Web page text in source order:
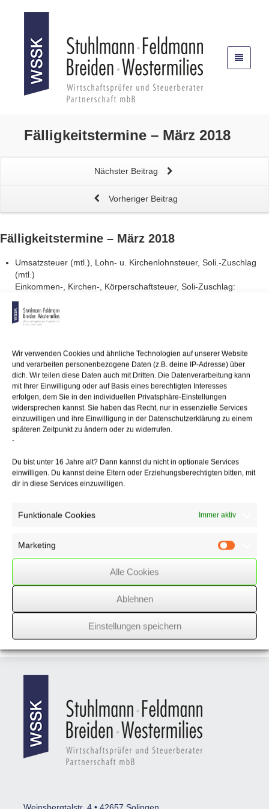
Wir verwenden Cookies und ähnliche Technologien auf unserer Website
und verarbeiten personenbezogene Daten (z.B. deine IP-Adresse) über
dich. Wir teilen diese Daten auch mit Dritten. Die Datenverarbeitung kann
mit Ihrer Einwilligung oder auf Basis eines berechtigten Interesses
erfolgen, dem Sie in den individuellen Privatsphäre-Einstellungen
widersprechen kannst. Sie haben das Recht, nur in essenzielle Services
einzuwilligen und ihre Einwilligung in der Datenschutzerklärung zu einem
späteren Zeitpunkt zu ändern oder zu widerrufen.
-
Du bist unter 16 Jahre alt? Dann kannst du nicht in optionale Services
einwilligen. Du kannst deine Eltern oder Erziehungsberechtigten bitten, mit
dir in diese Services einzuwilligen.
Funktionale Cookies Immer aktiv
Marketing
Alle Cookies
Ablehnen
Einstellungen speichern
Fälligkeitstermine – März 2018
Nächster Beitrag
Vorheriger Beitrag
Fälligkeitstermine – März 2018
Umsatzsteuer (mtl.), Lohn- u. Kirchenlohnsteuer, Soli.-Zuschlag
(mtl.)
Einkommen-, Kirchen-, Körperschaftsteuer, Soli-Zuschlag:
Sozialversicherungsbeiträge:
12/03/2018 / Steuerrecht,WSSK
Überden Autor
wssk-admin
Related
Keine Darlegungspflicht der Reparaturmaßnahmen bei
fiktiver Schadensabrechnung